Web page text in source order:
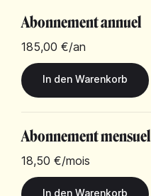
Abonnement annuel
185,00 €/an
Abonnement mensuel
18,50 €/mois